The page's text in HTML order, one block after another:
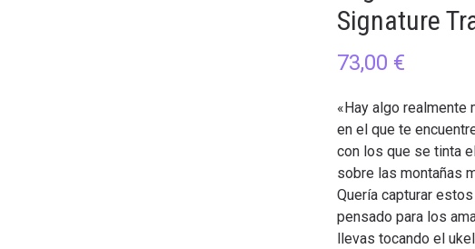
Signature
73,00 €
«Hay algo realmente
en el que te
con los que se tinta
sobre las montañas
Quería capturar
pensado para los
llevas tocando el